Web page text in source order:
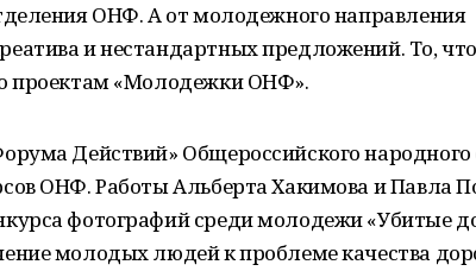
ОНФ. А от молодежного направления
и нестандартных предложений. То,
проектам «Молодежки ОНФ».
Действий» Общероссийского
ОНФ. Работы Альберта Хакимова и Павла
фотографий среди молодежи «Убитые
молодых людей к проблеме качества